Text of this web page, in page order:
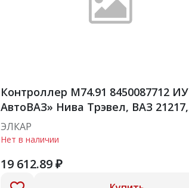
Контроллер М74.91 8450087712 ИУ
АвтоВАЗ» Нива Трэвел, ВАЗ 21217,
8450087712
ЭЛКАР
Нет в наличии
19 612.89 ₽